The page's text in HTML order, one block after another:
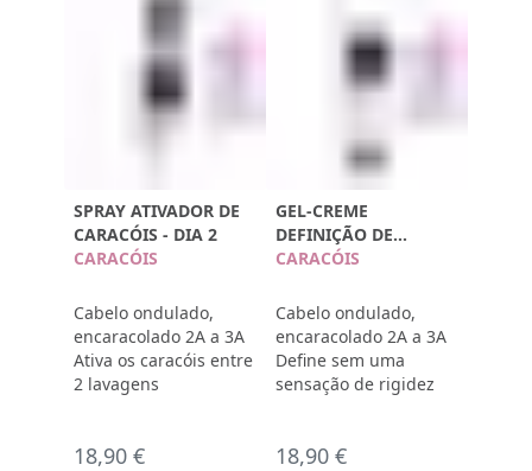
SPRAY ATIVADOR DE
CARACÓIS - DIA 2
CARACÓIS
Cabelo ondulado,
encaracolado 2A a 3A
Ativa os caracóis entre
2 lavagens
18,90 €
GEL-CREME
DEFINIÇÃO DE
CARACÓIS - DIA 1
CARACÓIS
Cabelo ondulado,
encaracolado 2A a 3A
Define sem uma
sensação de rigidez
18,90 €